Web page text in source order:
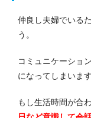
仲良し夫婦でいる
う。
コミュニケーショ
になってしまいます
もし生活時間が合